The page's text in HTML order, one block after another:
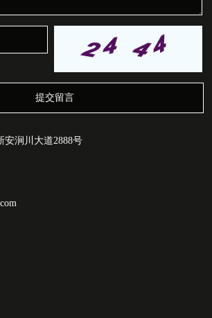
提交留言
安涧川大道2888号